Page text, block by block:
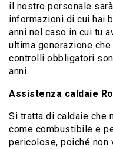
il nostro personale
informazioni di cui hai
anni nel caso in cui tu
ultima generazione
controlli obbligatori
anni.
Assistenza caldaie
Si tratta di caldaie che
come combustibile e
pericolose, poiché